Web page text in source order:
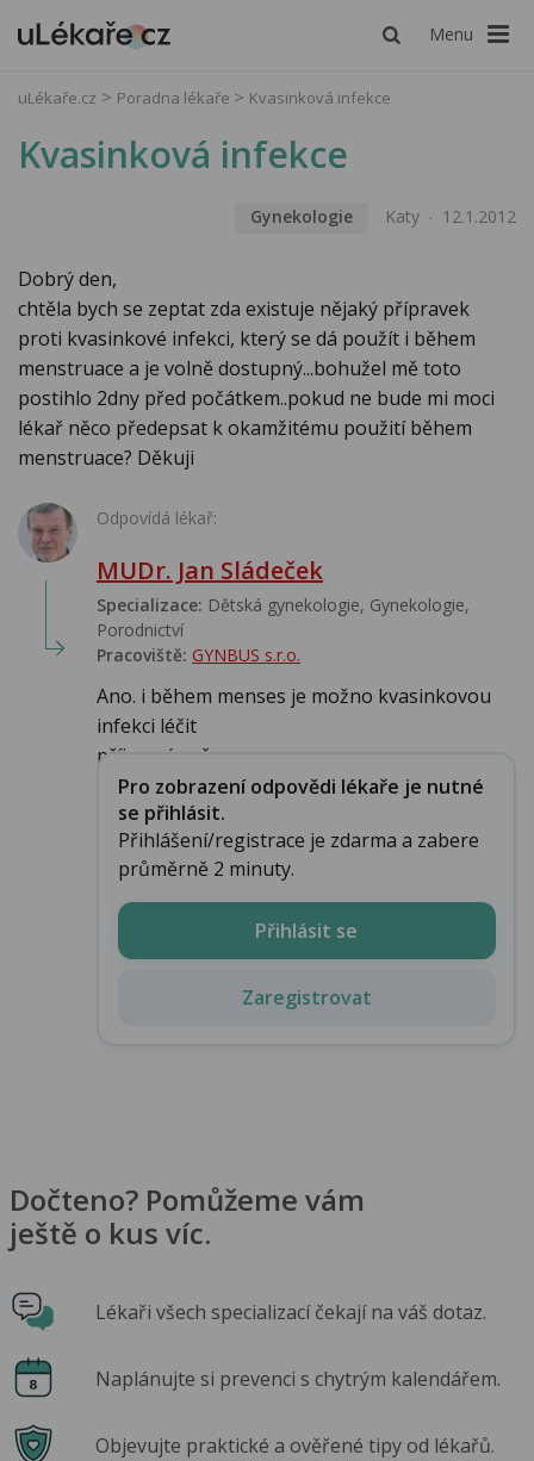
Menu
uLékaře.cz Poradna lékaře Kvasinková infekce
Kvasinková infekce
Gynekologie Katy 12.1.2012
Dobrý den,
chtěla bych se zeptat zda existuje nějaký přípravek
proti kvasinkové infekci, který se dá použít i během
menstruace a je volně dostupný...bohužel mě toto
postihlo 2dny před počátkem..pokud ne bude mi moci
lékař něco předepsat k okamžitému použití během
menstruace? Děkuji
Odpovídá lékař:
MUDr. Jan Sládeček
Specializace: Dětská gynekologie, Gynekologie,
Porodnictví
Pracoviště: GYNBUS s.r.o.
Ano. i během menses je možno kvasinkovou
infekci léčit
příjemný večer...
Pro zobrazení odpovědi lékaře je nutné
se přihlásit.
Přihlášení/registrace je zdarma a zabere
průměrně 2 minuty.
Přihlásit se
Zaregistrovat
Dočteno? Pomůžeme vám
ještě o kus víc.
Lékaři všech specializací čekají na váš dotaz.
Naplánujte si prevenci s chytrým kalendářem.
Objevujte praktické a ověřené tipy od lékařů.